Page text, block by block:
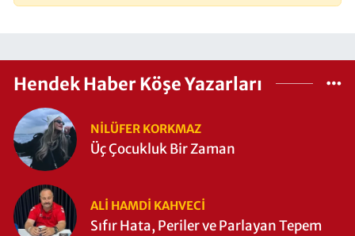
Hendek Haber Köşe Yazarları
NILÜFER KORKMAZ
Üç Çocukluk Bir Zaman
ALI HAMDI KAHVECİ
Sıfır Hata, Periler ve Parlayan Tepem